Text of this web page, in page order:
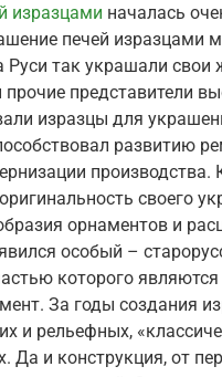
изразцами началась
печей изразцами
Руси так украшали
представители
изразцы для
развитию
своего
орнаментов и
особый –
которого
За годы создания
и рельефных,
Да и конструкция, от